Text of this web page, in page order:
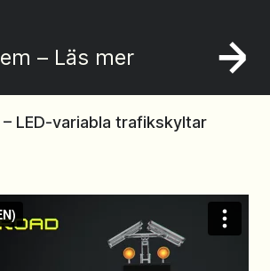
– Läs mer
LED-variabla trafikskyltar